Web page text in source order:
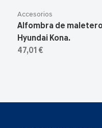
Accesorios
Alfombra de
Hyundai Kona.
47,01 €